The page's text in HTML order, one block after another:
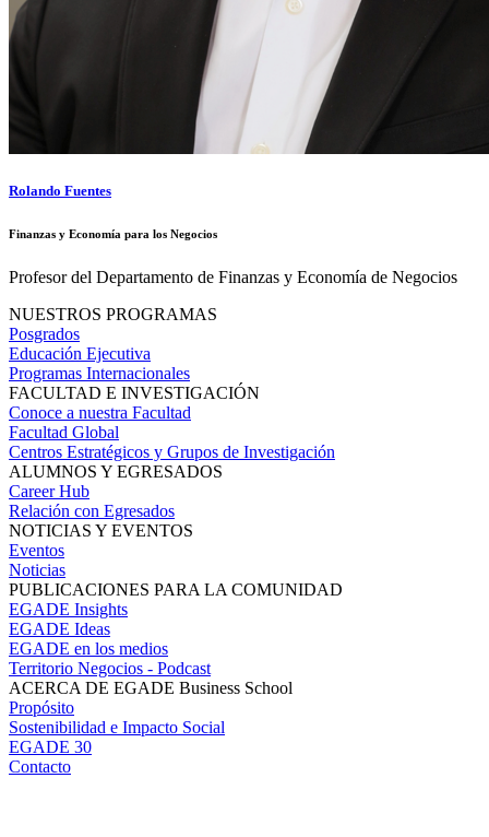
Rolando Fuentes
Finanzas y Economía para los Negocios
Profesor del Departamento de Finanzas y Economía de Negocios
NUESTROS PROGRAMAS
Posgrados
Educación Ejecutiva
Programas Internacionales
FACULTAD E INVESTIGACIÓN
Conoce a nuestra Facultad
Facultad Global
Centros Estratégicos y Grupos de Investigación
ALUMNOS Y EGRESADOS
Career Hub
Relación con Egresados
NOTICIAS Y EVENTOS
Eventos
Noticias
PUBLICACIONES PARA LA COMUNIDAD
EGADE Insights
EGADE Ideas
EGADE en los medios
Territorio Negocios - Podcast
ACERCA DE EGADE Business School
Propósito
Sostenibilidad e Impacto Social
EGADE 30
Contacto